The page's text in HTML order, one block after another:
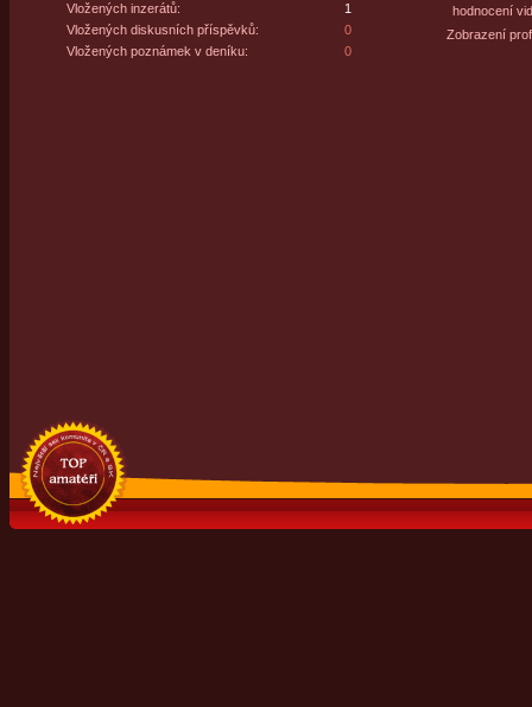
Vložených inzerátů:
1
Vložených diskusních příspěvků:
0
Vložených poznámek v deníku:
0
hodnocení
Zobrazení